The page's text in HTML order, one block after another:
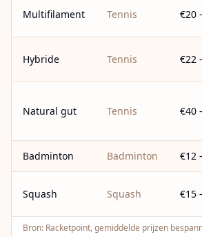
Multifilament Tennis €20
Hybride Tennis €22
Natural gut Tennis €40
Badminton Badminton €12
Squash Squash €15
Bron: Racketpoint, gemiddelde prijzen